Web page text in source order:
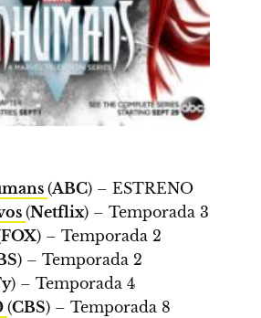
(ABC) – ESTRENO
(Netflix) – Temporada 3
FOX) – Temporada 2
) – Temporada 2
) – Temporada 4
(CBS) – Temporada 8